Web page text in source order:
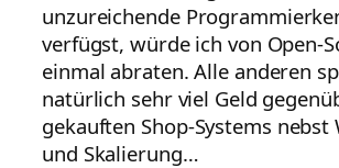
unzureichende
verfügst, würde ich von Open-
einmal abraten. Alle anderen
natürlich sehr viel Geld
gekauften Shop-Systems nebst
und Skalierung…